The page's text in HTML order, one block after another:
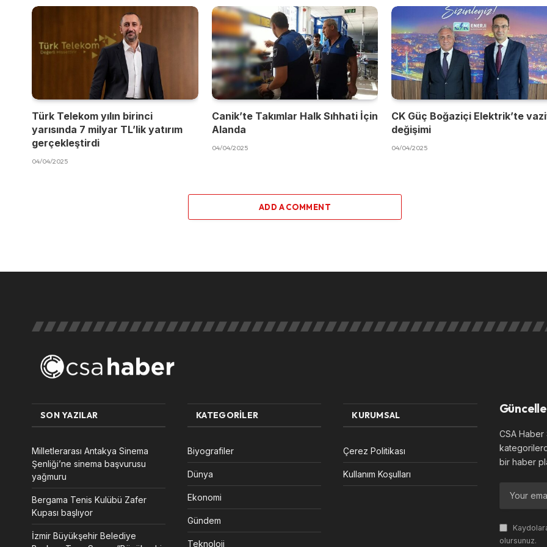
Türk Telekom yılın birinci
yarısında 7 milyar TL’lik yatırım
gerçekleştirdi
04/04/2025
Canik’te Takımlar Halk Sıhhati İçin
Alanda
04/04/2025
CK Güç Boğaziçi Elektrik’te
değişimi
04/04/2025
ADD A COMMENT
SON YAZILAR
Milletlerarası Antakya Sinema
Şenliği’ne sinema başvurusu
yağmuru
Bergama Tenis Kulübü Zafer
Kupası başlıyor
İzmir Büyükşehir Belediye
KATEGORILER
Biyografiler
Dünya
Ekonomi
Gündem
Teknoloji
KURUMSAL
Çerez Politikası
Kullanım Koşulları
CSA
bir haber
olursunuz.